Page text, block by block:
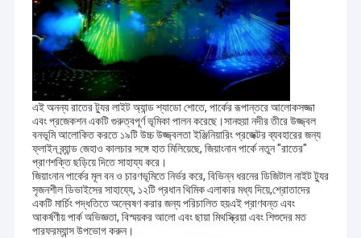
এই অনন্য রাতের ট্যুর লাইট অ্যান্ড শ্যাডো শোতে, পার্কের রূপান্তরে আলোকসজ্জা
এবং প্রজেকশন একটি গুরুত্বপূর্ণ ভূমিকা পালন করেছে।সানহুয়া নদীর তীরে উজ্জ্বল
বনভূমি আলোকিত করতে ১৯টি উচ্চ উজ্জ্বলতা ইঞ্জিনিয়ারিং প্রজেক্টর ব্যবহারের জন্য
ফ্লাইন ব্র্যান্ড জেহাও কালচার সঙ্গে হাত মিলিয়েছে, জিয়াংনান পার্কে নতুন "রাতের"
প্রাণশক্তি ছড়িয়ে দিতে সাহায্য করে।
জিয়াংনান পার্কের মূল বন ও চারণভূমিতে নির্ভর করে, বিভিন্ন ধরনের ডিজিটাল নাইট ট্যুর
সৃজনশীল ডিভাইসের সাহায্যে, ১২টি প্রধান থিমিক এলাকার মধ্য দিয়ে,শ্রোতাদের
একটি মার্চিং পদ্ধতিতে অন্বেষণ করার জন্য পরিচালিত হয়এই প্রাণবন্ত এবং
আকর্ষণীয় পার্ক অভিজ্ঞতা, বিস্ময়কর আলো এবং ছায়া মিথস্ক্রিয়া এবং শিশুদের মত
পারফরম্যান্স উপভোগ করুন।